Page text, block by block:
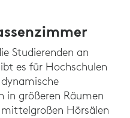
Studierenden an
es für Hochschulen
in größeren Räumen
Hörsälen